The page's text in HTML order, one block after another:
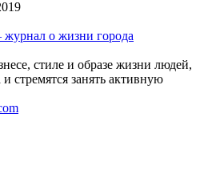
стиле и образе жизни людей,
стремятся занять активную